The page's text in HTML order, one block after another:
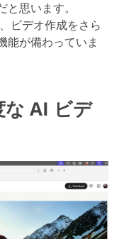
思います。
ビデオ作成をさら
能が備わっていま
AI ビデ